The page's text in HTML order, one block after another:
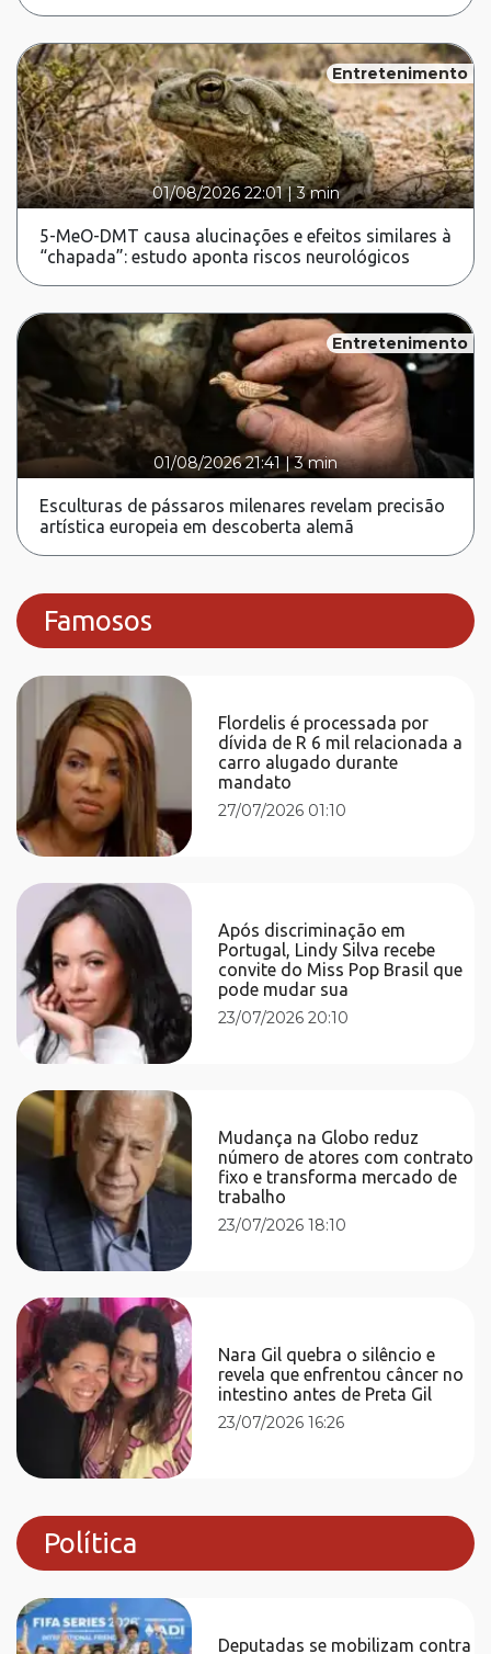
Entretenimento
01/08/2026 22:01|3 min
5-MeO-DMT causa alucinações e efeitos similares à
“chapada”: estudo aponta riscos neurológicos
Entretenimento
01/08/2026 21:41 |3 min
Esculturas de pássaros milenares revelam precisão
artística europeia em descoberta alemã
Famosos
Flordelis é processada por
dívida de R 6 mil relacionada a
carro alugado durante
mandato
27/07/2026 01:10
Após discriminação em
Portugal, Lindy Silva recebe
convite do Miss Pop Brasil que
pode mudar sua
23/07/2026 20:10
Mudança na Globo reduz
número de atores com contrato
fixo e transforma mercado de
trabalho
23/07/2026 18:10
Nara Gil quebra o silêncio e
revela que enfrentou câncer no
intestino antes de Preta Gil
23/07/2026 16:26
Política
Deputadas se mobilizam contra